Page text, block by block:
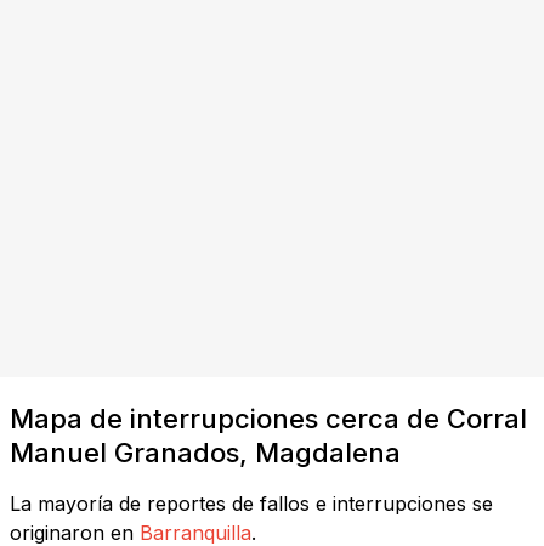
Mapa de interrupciones cerca de Corral
Manuel Granados, Magdalena
La mayoría de reportes de fallos e interrupciones se
originaron en Barranquilla.